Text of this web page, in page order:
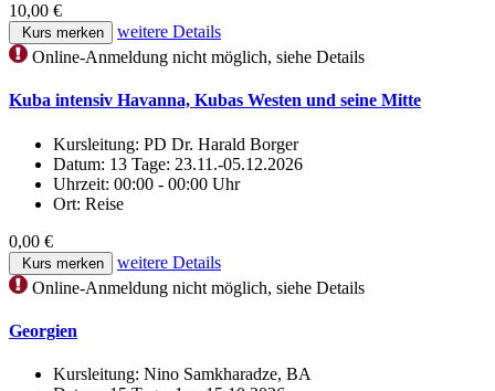
10,00 €
Kurs merken
weitere Details
Online-Anmeldung nicht möglich, siehe Details
Kuba intensiv Havanna, Kubas Westen und seine Mitte
Kursleitung: PD Dr. Harald Borger
Datum: 13 Tage: 23.11.-05.12.2026
Uhrzeit: 00:00 - 00:00 Uhr
Ort: Reise
0,00 €
Kurs merken
weitere Details
Online-Anmeldung nicht möglich, siehe Details
Georgien
Kursleitung: Nino Samkharadze, BA